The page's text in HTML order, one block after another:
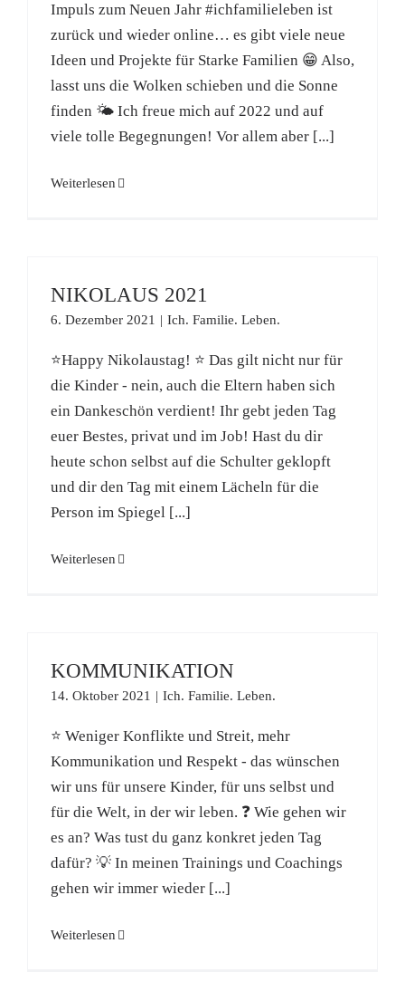
Impuls zum Neuen Jahr #ichfamilieleben ist
zurück und wieder online… es gibt viele neue
Ideen und Projekte für Starke Familien 😁 Also,
lasst uns die Wolken schieben und die Sonne
finden 🌤 Ich freue mich auf 2022 und auf
viele tolle Begegnungen! Vor allem aber [...]
Weiterlesen
NIKOLAUS 2021
6. Dezember 2021 | Ich. Familie. Leben.
⭐Happy Nikolaustag! ⭐ Das gilt nicht nur für
die Kinder - nein, auch die Eltern haben sich
ein Dankeschön verdient! Ihr gebt jeden Tag
euer Bestes, privat und im Job! Hast du dir
heute schon selbst auf die Schulter geklopft
und dir den Tag mit einem Lächeln für die
Person im Spiegel [...]
Weiterlesen
KOMMUNIKATION
14. Oktober 2021 | Ich. Familie. Leben.
⭐ Weniger Konflikte und Streit, mehr
Kommunikation und Respekt - das wünschen
wir uns für unsere Kinder, für uns selbst und
für die Welt, in der wir leben. ❓ Wie gehen wir
es an? Was tust du ganz konkret jeden Tag
dafür? 💡 In meinen Trainings und Coachings
gehen wir immer wieder [...]
Weiterlesen